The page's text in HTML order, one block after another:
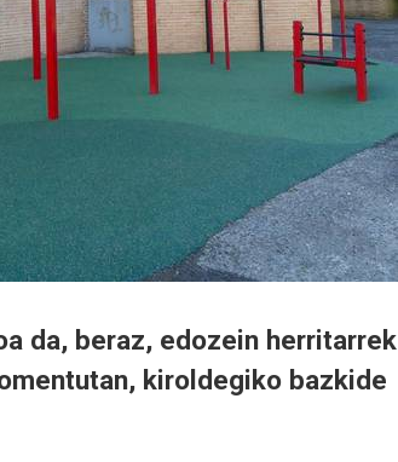
da, beraz, edozein herritarrek
kiroldegiko bazkide